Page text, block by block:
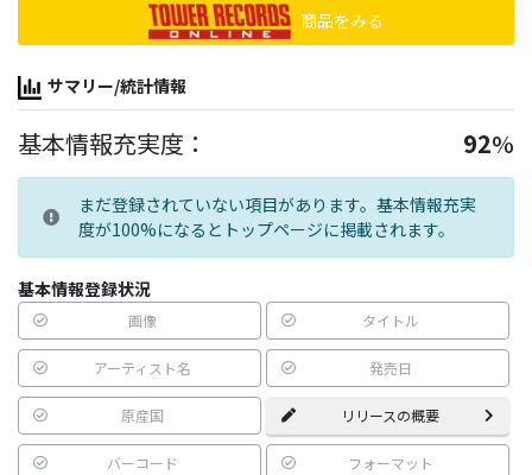
商品をみる
サマリー/統計情報
基本情報充実度： 92%
まだ登録されていない項目があります。基本情報充実
度が100%になるとトップページに掲載されます。
基本情報登録状況
画像 タイトル
アーティスト名 発売日
原産国 リリースの概要
バーコード フォーマット